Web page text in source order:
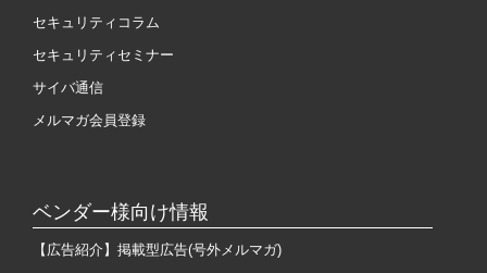
セキュリティコラム
セキュリティセミナー
サイバ通信
メルマガ会員登録
ベンダー様向け情報
【広告紹介】掲載型広告(号外メルマガ)